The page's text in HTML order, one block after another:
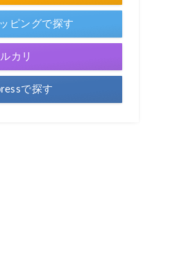
ピングで探す
カリ
で探す